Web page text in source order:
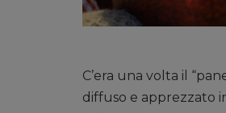
C’era una volta il
diffuso e apprezzato